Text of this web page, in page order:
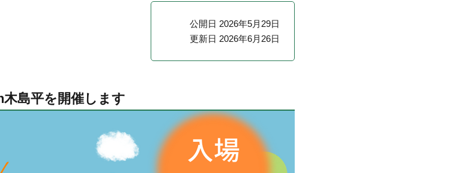
公開日 2026年5月29日
更新日 2026年6月26日
島平を開催します